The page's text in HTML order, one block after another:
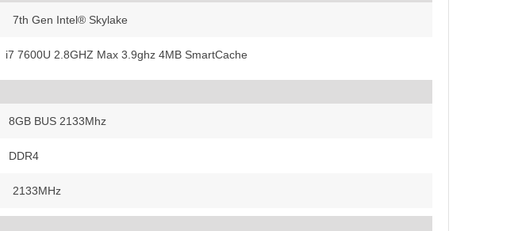
7th Gen Intel® Skylake
i7 7600U 2.8GHZ Max 3.9ghz 4MB SmartCache
8GB BUS 2133Mhz
DDR4
2133MHz